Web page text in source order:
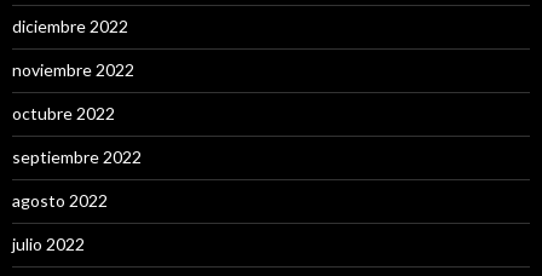
diciembre 2022
noviembre 2022
octubre 2022
septiembre 2022
agosto 2022
julio 2022